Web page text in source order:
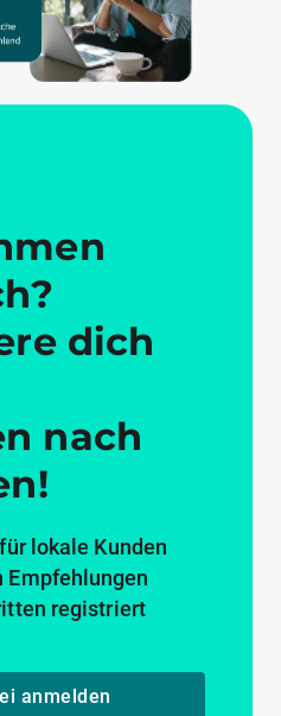
dich
nach
lokale Kunden
Empfehlungen
registriert
anmelden